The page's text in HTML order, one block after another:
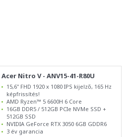
Acer Nitro V - ANV15-41-R80U
15,6" FHD 1920 x 1080 IPS kijelző, 165 Hz
képfrissítés!
AMD Ryzen™ 5 6600H 6 Core
16GB DDR5 / 512GB PCIe NVMe SSD +
512GB SSD
NVIDIA GeForce RTX 3050 6GB GDDR6
3 év garancia